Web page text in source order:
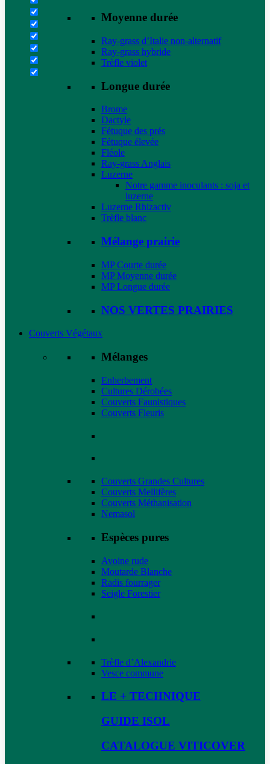
Moyenne durée
Ray-grass d’Italie non-alternatif
Ray-grass hybride
Trèfle violet
Longue durée
Brome
Dactyle
Fétuque des prés
Fétuque élevée
Fléole
Ray-grass Anglais
Luzerne
Notre gamme inoculants : soja et
luzerne
Luzerne Rhizactiv
Trèfle blanc
Mélange prairie
MP Courte durée
MP Moyenne durée
MP Longue durée
NOS VERTES PRAIRIES
Couverts Végétaux
Mélanges
Enherbement
Cultures Dérobées
Couverts Faunistiques
Couverts Fleuris
Couverts Grandes Cultures
Couverts Mellifères
Couverts Méthanisation
Nemasol
Espèces pures
Avoine rude
Moutarde Blanche
Radis fourrager
Seigle Forestier
Trèfle d’Alexandrie
Vesce commune
LE + TECHNIQUE
GUIDE ISOL
CATALOGUE VITICOVER